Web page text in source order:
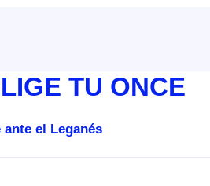
TU ONCE
ante el Leganés